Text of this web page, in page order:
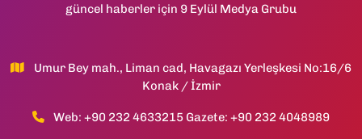
güncel haberler için 9 Eylül Medya Grubu
Umur Bey mah., Liman cad, Havagazı Yerleşkesi No:16/6
Konak / İzmir
Web: +90 232 4633215 Gazete: +90 232 4048989